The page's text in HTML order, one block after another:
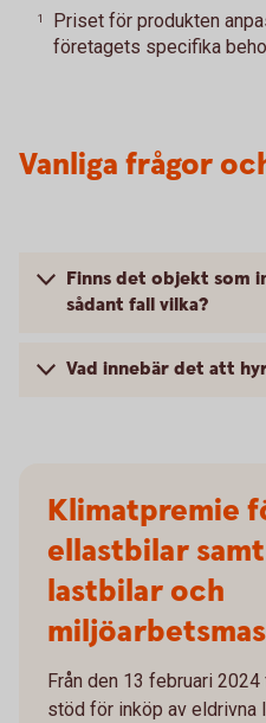
1
Priset för produkten
företagets specifika
Vanliga frågor
Finns det objekt som
sådant fall vilka?
Vad innebär det att
Klimatpremie
ellastbilar
lastbilar och
Från den 13 februari
stöd för inköp av eldrivna